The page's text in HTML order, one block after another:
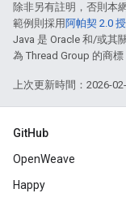
除非另有註明，否則本
範例則採用 阿帕契 2.0
Java 是 Oracle 和/或其
為 Thread Group 的商標
上次更新時間：2026-
GitHub
OpenWeave
Happy